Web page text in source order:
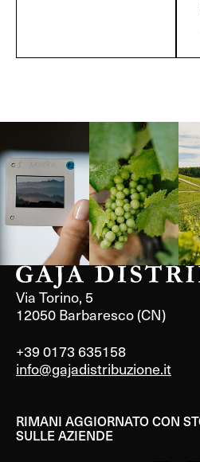
Borgogna,
Francia
Via Torino, 5
12050 Barbaresco (CN)
+39 0173 635158
info@gajadistribuzione.it
RIMANI AGGIORNATO CON
SULLE AZIENDE